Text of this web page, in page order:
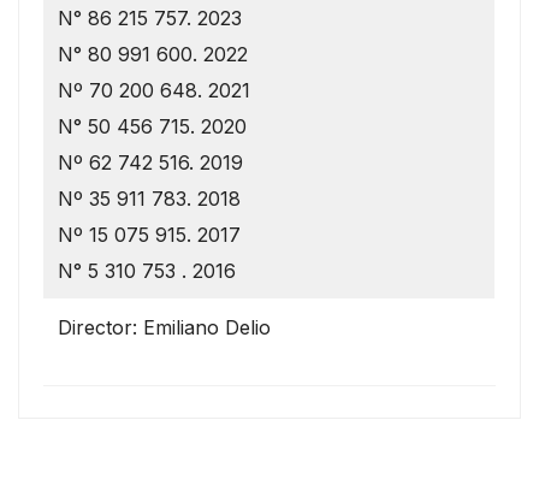
N° 86 215 757. 2023
N° 80 991 600. 2022
Nº 70 200 648. 2021
N° 50 456 715. 2020
Nº 62 742 516. 2019
Nº 35 911 783. 2018
Nº 15 075 915. 2017
N° 5 310 753 . 2016
Director: Emiliano Delio